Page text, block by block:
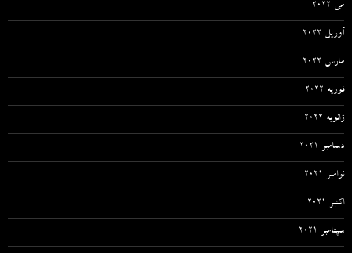
می 2022
آوریل 2022
مارس 2022
فوریه 2022
ژانویه 2022
دسامبر 2021
نوامبر 2021
اکتبر 2021
سپتامبر 2021